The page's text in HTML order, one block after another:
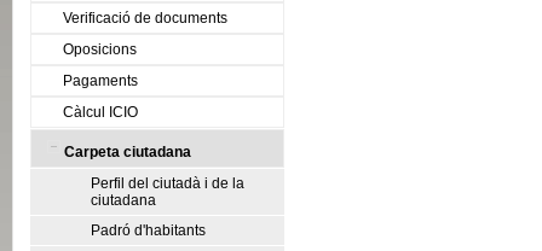
Verificació de documents
Oposicions
Pagaments
Càlcul ICIO
Carpeta ciutadana
Perfil del ciutadà i de la
ciutadana
Padró d'habitants